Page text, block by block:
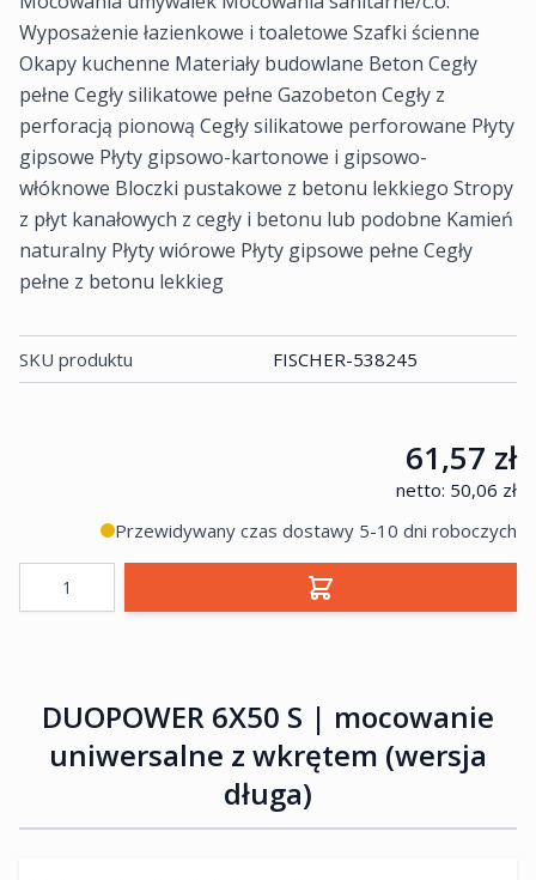
Wyposażenie łazienkowe i toaletowe Szafki ścienne
Okapy kuchenne Materiały budowlane Beton Cegły
pełne Cegły silikatowe pełne Gazobeton Cegły z
perforacją pionową Cegły silikatowe perforowane Płyty
gipsowe Płyty gipsowo-kartonowe i gipsowo-
włóknowe Bloczki pustakowe z betonu lekkiego Stropy
z płyt kanałowych z cegły i betonu lub podobne Kamień
naturalny Płyty wiórowe Płyty gipsowe pełne Cegły
pełne z betonu lekkieg
SKU produktu FISCHER-538245
61,57 zł
netto: 50,06 zł
Przewidywany czas dostawy 5-10 dni roboczych
DUOPOWER 6X50 S | mocowanie
uniwersalne z wkrętem (wersja
długa)